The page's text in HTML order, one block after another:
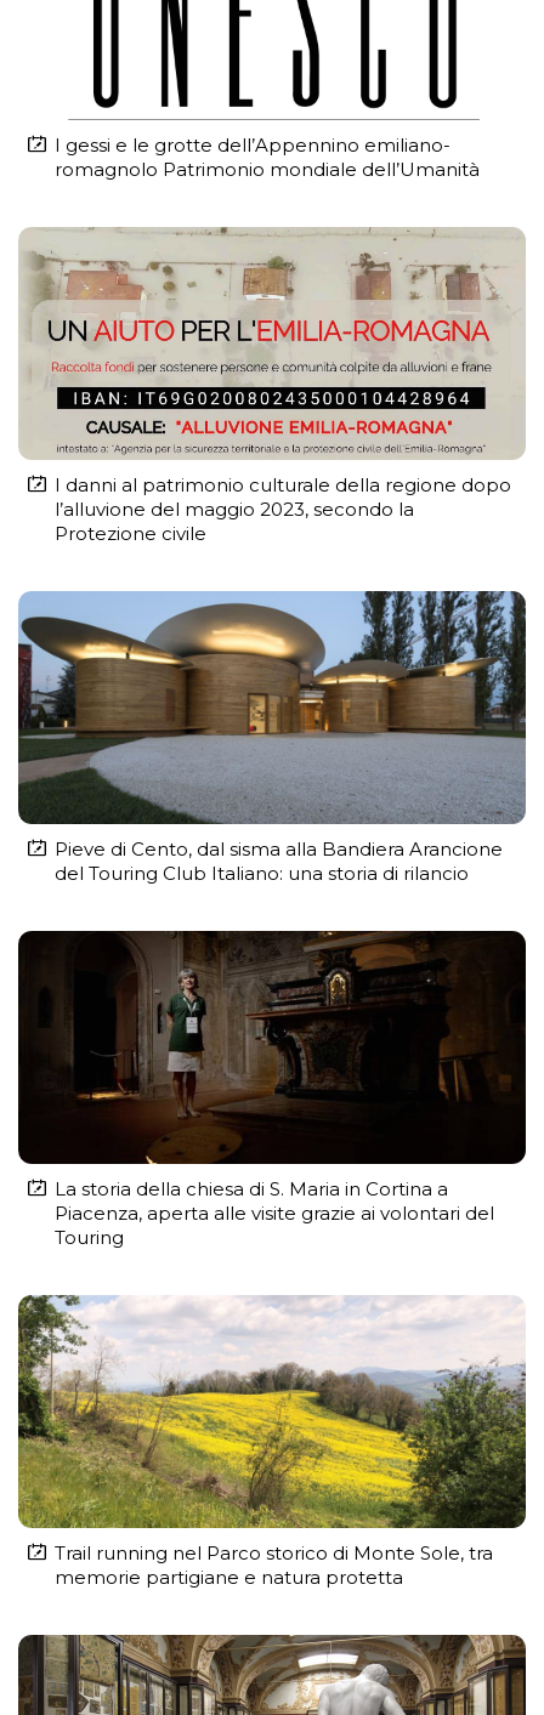
I gessi e le grotte dell’Appennino emiliano-
romagnolo Patrimonio mondiale dell’Umanità
I danni al patrimonio culturale della regione dopo
l’alluvione del maggio 2023, secondo la
Protezione civile
Pieve di Cento, dal sisma alla Bandiera Arancione
del Touring Club Italiano: una storia di rilancio
La storia della chiesa di S. Maria in Cortina a
Piacenza, aperta alle visite grazie ai volontari del
Touring
Trail running nel Parco storico di Monte Sole, tra
memorie partigiane e natura protetta